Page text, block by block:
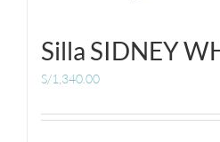
Silla SIDNEY
S/1,340.00